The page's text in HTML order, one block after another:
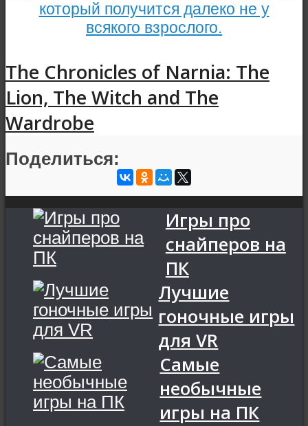
который получится далеко не у
всякого взрослого.
The Chronicles of Narnia: The
Lion, The Witch and The
Wardrobe
Поделиться:
Игры про
снайперов на
ПК
Лучшие
гоночные игры
для VR
Самые
необычные
игры на ПК